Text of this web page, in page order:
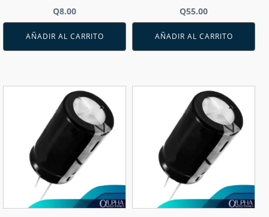
Q8.00
AÑADIR AL CARRITO
Q55.00
AÑADIR AL CARRITO